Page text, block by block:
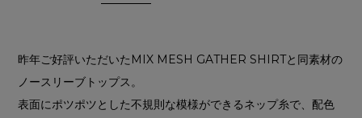
昨年ご好評いただいたMIX MESH GATHER SHIRTと同素材の
ノースリーブトップス。
表面にポツポツとした不規則な模様ができるネップ糸で、配色